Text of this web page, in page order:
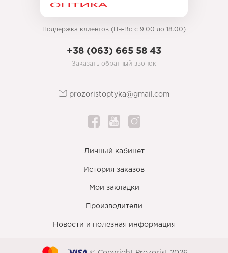
Поддержка клиентов (Пн-Вс с 9.00 до 18.00)
+38 (063) 665 58 43
Заказать обратный звонок
prozoristoptyka@gmail.com
Личный кабинет
История заказов
Мои закладки
Производители
Новости и полезная информация